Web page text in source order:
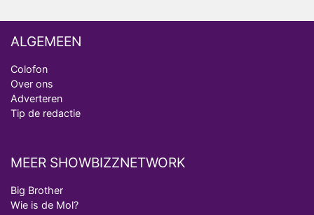
ALGEMEEN
Colofon
Over ons
Adverteren
Tip de redactie
MEER SHOWBIZZNETWORK
Big Brother
Wie is de Mol?